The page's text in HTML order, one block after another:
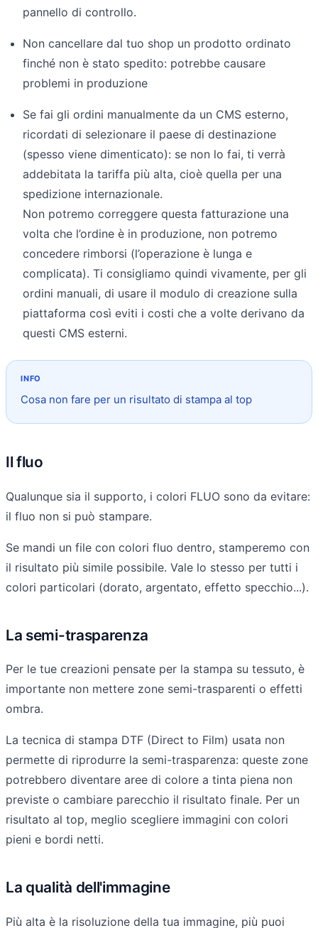
pannello di controllo.
Non cancellare dal tuo shop un prodotto ordinato
finché non è stato spedito: potrebbe causare
problemi in produzione
Se fai gli ordini manualmente da un CMS esterno,
ricordati di selezionare il paese di destinazione
(spesso viene dimenticato): se non lo fai, ti verrà
addebitata la tariffa più alta, cioè quella per una
spedizione internazionale.
Non potremo correggere questa fatturazione una
volta che l’ordine è in produzione, non potremo
concedere rimborsi (l’operazione è lunga e
complicata). Ti consigliamo quindi vivamente, per gli
ordini manuali, di usare il modulo di creazione sulla
piattaforma così eviti i costi che a volte derivano da
questi CMS esterni.
Cosa non fare per un risultato di stampa al top
Il fluo
Qualunque sia il supporto, i colori FLUO sono da evitare:
il fluo non si può stampare.
Se mandi un file con colori fluo dentro, stamperemo con
il risultato più simile possibile. Vale lo stesso per tutti i
colori particolari (dorato, argentato, effetto specchio...).
La semi-trasparenza
Per le tue creazioni pensate per la stampa su tessuto, è
importante non mettere zone semi-trasparenti o effetti
ombra.
La tecnica di stampa DTF (Direct to Film) usata non
permette di riprodurre la semi-trasparenza: queste zone
potrebbero diventare aree di colore a tinta piena non
previste o cambiare parecchio il risultato finale. Per un
risultato al top, meglio scegliere immagini con colori
pieni e bordi netti.
La qualità dell'immagine
Più alta è la risoluzione della tua immagine, più puoi